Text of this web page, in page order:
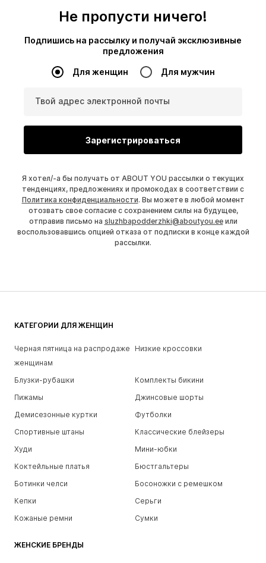
Не пропусти ничего!
Подпишись на рассылку и получай эксклюзивные
предложения
Для женщин Для мужчин
Твой адрес электронной почты
Зарегистрироваться
Я хотел/-а бы получать от ABOUT YOU рассылки о текущих
тенденциях, предложениях и промокодах в соответствии с
Политика конфиденциальности. Вы можете в любой момент
отозвать свое согласие с сохранением силы на будущее,
отправив письмо на sluzhbapodderzhki@aboutyou.eeили
воспользовавшись опцией отказа от подписки в конце каждой
рассылки.
КАТЕГОРИИ ДЛЯ ЖЕНЩИН
Черная пятница на распродаже
женщинам
Низкие кроссовки
Блузки-рубашки
Комплекты бикини
Пижамы
Джинсовые шорты
Демисезонные куртки
Футболки
Спортивные штаны
Классические блейзеры
Худи
Мини-юбки
Коктейльные платья
Бюстгальтеры
Ботинки челси
Босоножки с ремешком
Кепки
Серьги
Кожаные ремни
Сумки
ЖЕНСКИЕ БРЕНДЫ